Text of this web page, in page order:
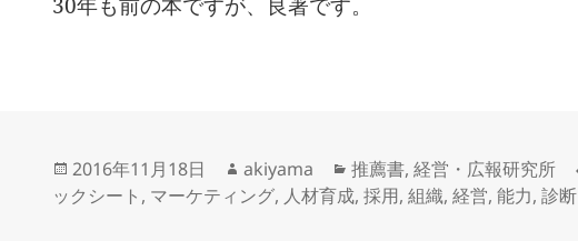
投
稿
2016年11月18日
作
成
akiyama
カ
テ
推薦書,経営・広報研究所
ックシート , マーケティング, 人材育成,採用,組織,経営,能力,診断